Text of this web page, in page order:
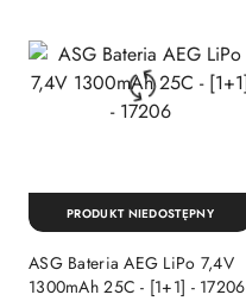
ASG Bateria AEG LiPo 7,4V
1300mAh 25C - [1+1] - 17206
PRODUKT NIEDOSTĘPNY